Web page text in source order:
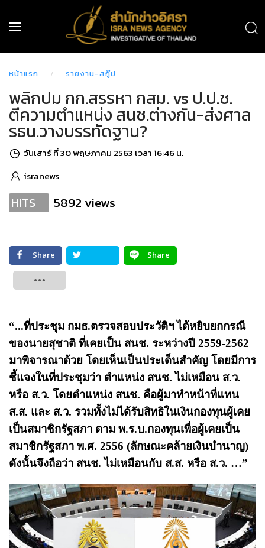
หน้าแรก รายงาน-สกู๊ป
พลิกปม กก.สรรหา กสม. vs ป.ป.ช.
ตีความตำแหน่ง สนช.ต่างกัน-ส่งศาล
รธน.วางบรรทัดฐาน?
วันเสาร์ ที่ 30 พฤษภาคม 2563 เวลา 16:46 น.
isranews
HITS 5892 views
Share
Share
“...ที่ประชุม กมธ.ตรวจสอบประวัติฯ ได้หยิบยกกรณี
ของนายสุชาติ ที่เคยเป็น สนช. ระหว่างปี 2559-2562
มาพิจารณาด้วย โดยเห็นเป็นประเด็นสำคัญ โดยมีการ
ชี้แจงในที่ประชุมว่า ตำแหน่ง สนช. ไม่เหมือน ส.ว.
หรือ ส.ว. โดยตำแหน่ง สนช. คือผู้มาทำหน้าที่แทน
ส.ส. และ ส.ว. รวมทั้งไม่ได้รับสิทธิในเงินกองทุนผู้เคย
เป็นสมาชิกรัฐสภา ตาม พ.ร.บ.กองทุนเพื่อผู้เคยเป็น
สมาชิกรัฐสภา พ.ศ. 2556 (ลักษณะคล้ายเงินบำนาญ)
ดังนั้นจึงถือว่า สนช. ไม่เหมือนกับ ส.ส. หรือ ส.ว. …”